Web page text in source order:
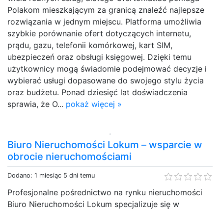
Polakom mieszkającym za granicą znaleźć najlepsze
rozwiązania w jednym miejscu. Platforma umożliwia
szybkie porównanie ofert dotyczących internetu,
prądu, gazu, telefonii komórkowej, kart SIM,
ubezpieczeń oraz obsługi księgowej. Dzięki temu
użytkownicy mogą świadomie podejmować decyzje i
wybierać usługi dopasowane do swojego stylu życia
oraz budżetu. Ponad dziesięć lat doświadczenia
sprawia, że O... pokaż więcej »
Biuro Nieruchomości Lokum – wsparcie w
obrocie nieruchomościami
Dodano: 1 miesiąc 5 dni temu
Profesjonalne pośrednictwo na rynku nieruchomości
Biuro Nieruchomości Lokum specjalizuje się w